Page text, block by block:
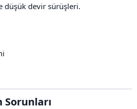
düşük devir sürüşleri.
Sorunları​